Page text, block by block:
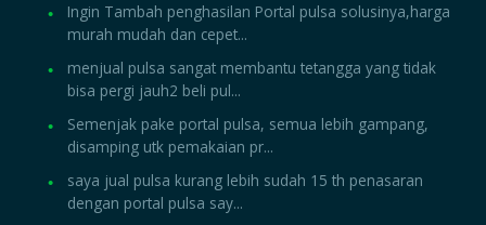
Ingin Tambah penghasilan Portal pulsa solusinya,harga
murah mudah dan cepet...
menjual pulsa sangat membantu tetangga yang tidak
bisa pergi jauh2 beli pul...
Semenjak pake portal pulsa, semua lebih gampang,
disamping utk pemakaian pr...
saya jual pulsa kurang lebih sudah 15 th penasaran
dengan portal pulsa say...